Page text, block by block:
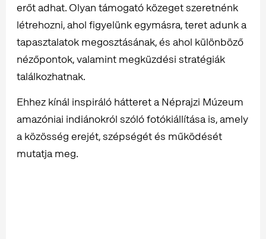
erőt adhat. Olyan támogató közeget szeretnénk
létrehozni, ahol figyelünk egymásra, teret adunk a
tapasztalatok megosztásának, és ahol különböző
nézőpontok, valamint megküzdési stratégiák
találkozhatnak.
Ehhez kínál inspiráló hátteret a Néprajzi Múzeum
amazóniai indiánokról szóló fotókiállítása is, amely
a közösség erejét, szépségét és működését
mutatja meg.